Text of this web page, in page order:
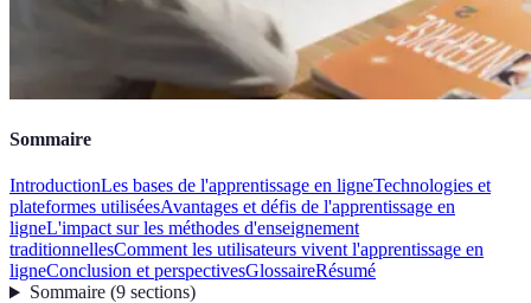
Sommaire
IntroductionLes bases de l'apprentissage en ligneTechnologies et
plateformes utiliséesAvantages et défis de l'apprentissage en
ligneL'impact sur les méthodes d'enseignement
traditionnellesComment les utilisateurs vivent l'apprentissage en
ligneConclusion et perspectivesGlossaireRésumé
Sommaire(9 sections)